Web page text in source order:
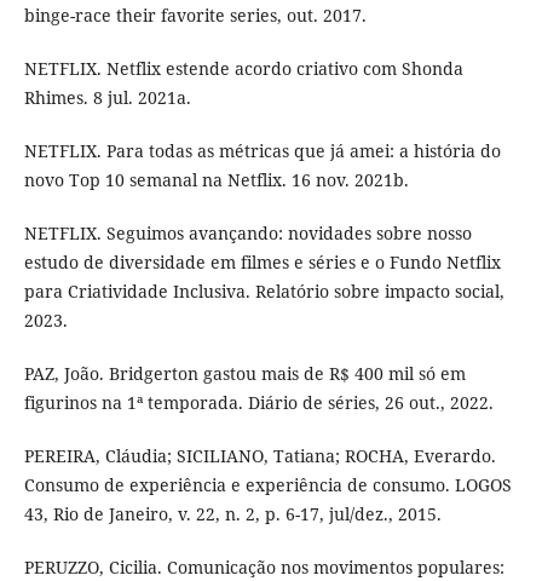
binge-race their favorite series, out. 2017.
NETFLIX. Netflix estende acordo criativo com Shonda
Rhimes. 8 jul. 2021a.
NETFLIX. Para todas as métricas que já amei: a história do
novo Top 10 semanal na Netflix. 16 nov. 2021b.
NETFLIX. Seguimos avançando: novidades sobre nosso
estudo de diversidade em filmes e séries e o Fundo Netflix
para Criatividade Inclusiva. Relatório sobre impacto social,
2023.
PAZ, João. Bridgerton gastou mais de R$ 400 mil só em
figurinos na 1ª temporada. Diário de séries, 26 out., 2022.
PEREIRA, Cláudia; SICILIANO, Tatiana; ROCHA, Everardo.
Consumo de experiência e experiência de consumo. LOGOS
43, Rio de Janeiro, v. 22, n. 2, p. 6-17, jul/dez., 2015.
PERUZZO, Cicilia. Comunicação nos movimentos populares: